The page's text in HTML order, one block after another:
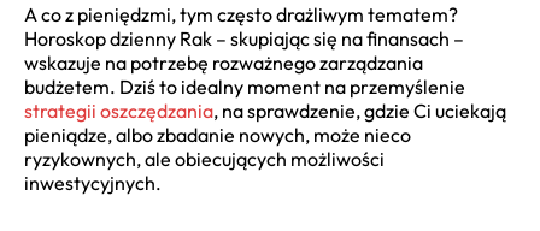
A co z pieniędzmi, tym często drażliwym tematem?
Horoskop dzienny Rak – skupiając się na finansach –
wskazuje na potrzebę rozważnego zarządzania
budżetem. Dziś to idealny moment na przemyślenie
strategii oszczędzania, na sprawdzenie, gdzie Ci uciekają
pieniądze, albo zbadanie nowych, może nieco
ryzykownych, ale obiecujących możliwości
inwestycyjnych.